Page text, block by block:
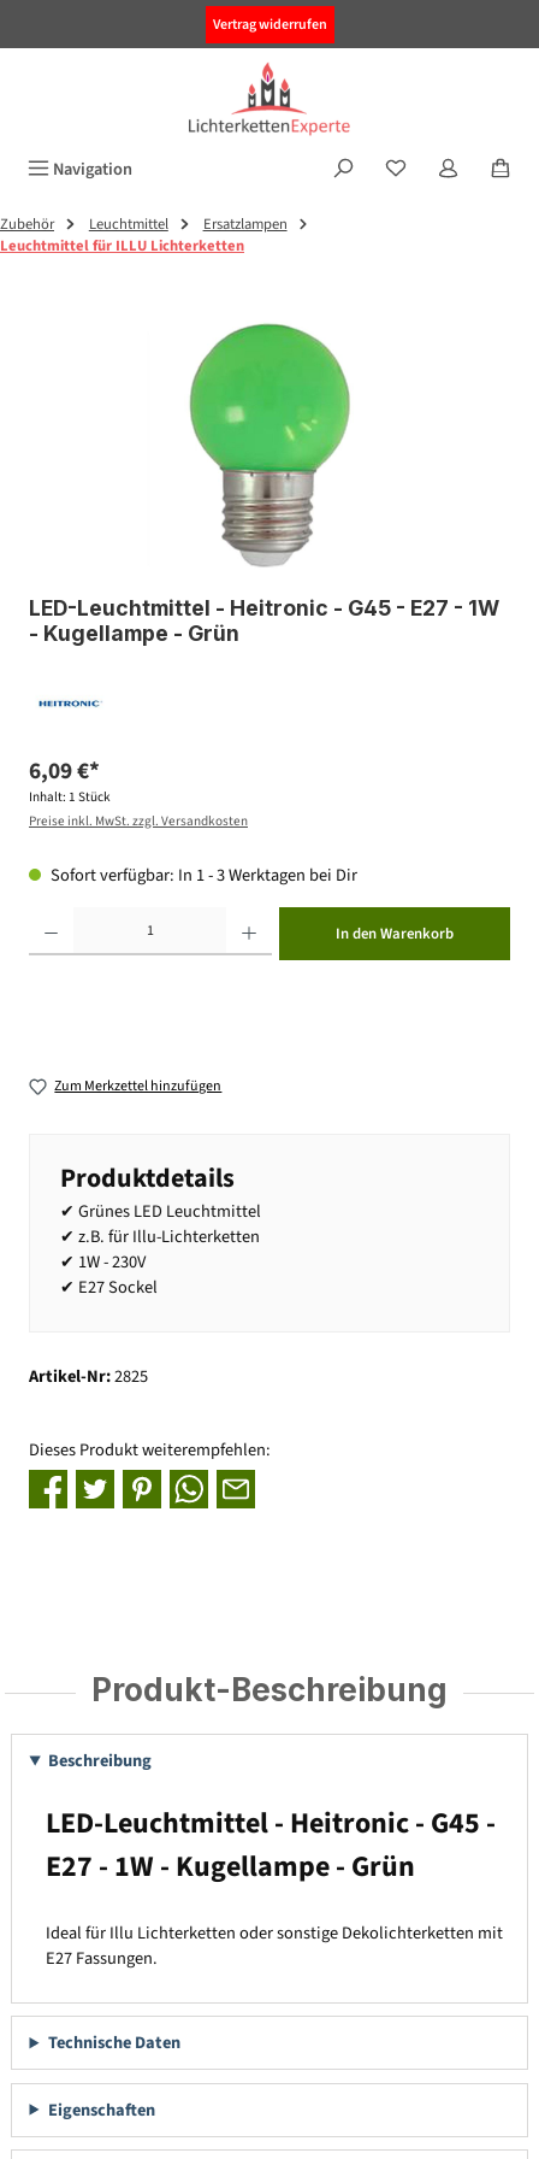
Vertrag widerrufen
Navigation
Zubehör Leuchtmittel
Ersatzlampen
Leuchtmittel für ILLU Lichterketten
LED-Leuchtmittel - Heitronic - G45 - E27 - 1W
- Kugellampe - Grün
6,09 €*
Inhalt: 1 Stück
Preise inkl. MwSt. zzgl. Versandkosten
Sofort verfügbar: In 1 - 3 Werktagen bei Dir
In den Warenkorb
Zum Merkzettel hinzufügen
Produktdetails
✔ Grünes LED Leuchtmittel
✔ z.B. für Illu-Lichterketten
✔ 1W - 230V
✔ E27 Sockel
Artikel-Nr:2825
Dieses Produkt weiterempfehlen:
Produkt-Beschreibung
Beschreibung
LED-Leuchtmittel - Heitronic - G45 -
E27 - 1W - Kugellampe - Grün
Ideal für Illu Lichterketten oder sonstige Dekolichterketten mit
E27 Fassungen.
Technische Daten
Eigenschaften